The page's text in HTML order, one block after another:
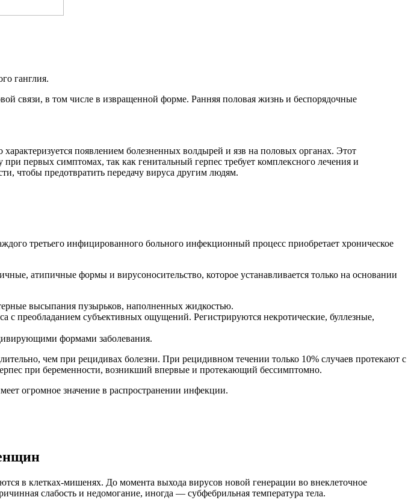
ганглия.
связи, в том числе в извращенной форме. Ранняя половая жизнь и беспорядочные
появлением болезненных волдырей и язв на половых органах. Этот
первых симптомах, так как генитальный герпес требует комплексного лечения и
чтобы предотвратить передачу вируса другим людям.
третьего инфицированного больного инфекционный процесс приобретает хроническое
атипичные формы и вирусоносительство, которое устанавливается только на основании
высыпания пузырьков, наполненных жидкостью.
с преобладанием субъективных ощущений. Регистрируются некротические, буллезные,
формами заболевания.
чем при рецидивах болезни. При рецидивном течении только 10% случаев протекают с
при беременности, возникший впервые и протекающий бессимптомно.
огромное значение в распространении инфекции.
в клетках-мишенях. До момента выхода вирусов новой генерации во внеклеточное
слабость и недомогание, иногда — субфебрильная температура тела.